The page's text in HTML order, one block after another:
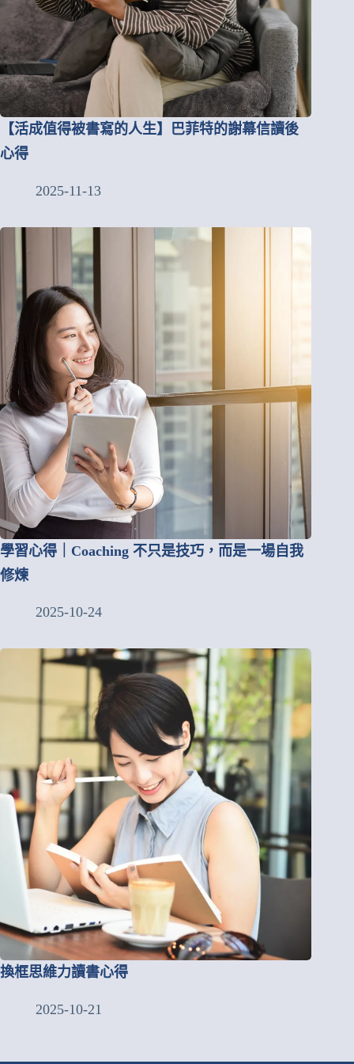
【活成值得被書寫的人生】巴菲特的謝幕信讀後
心得
2025-11-13
學習心得｜Coaching 不只是技巧，而是一場自我
修煉
2025-10-24
換框思維力讀書心得
2025-10-21